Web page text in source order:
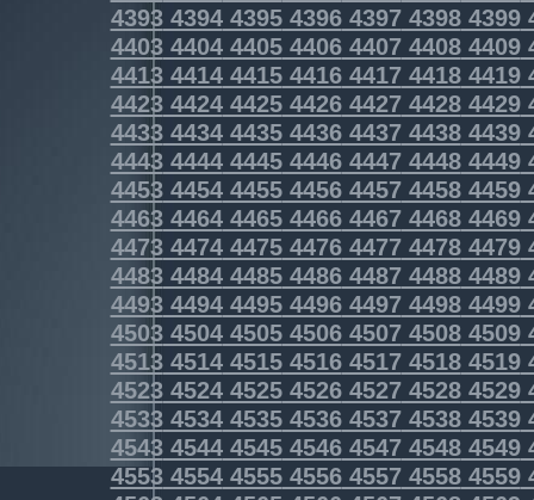
4393439443954396439743984399
4403440444054406440744084409
4413441444154416441744184419
4423442444254426442744284429
4433443444354436443744384439
4443444444454446444744484449
4453445444554456445744584459
4463446444654466446744684469
4473447444754476447744784479
4483448444854486448744884489
4493449444954496449744984499
4503450445054506450745084509
4513451445154516451745184519
4523452445254526452745284529
4533453445354536453745384539
4543454445454546454745484549
4553455445554556455745584559